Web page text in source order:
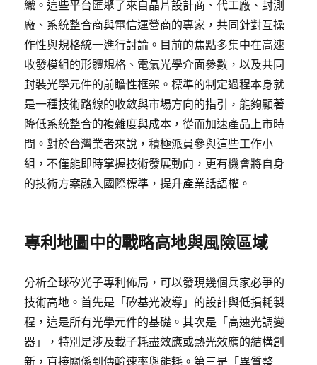
織。這些平台匯聚了來自晶片設計商、代工廠、封測
廠、系統整合商與電信運營商的專家，共同針對互操
作性與規格統一進行討論。目前的焦點多集中在高速
收發模組的形體規格、電氣光學介面參數，以及共同
封裝光學元件的前瞻性框架。標準的制定過程本身就
是一種技術路線的收斂與市場方向的指引，能夠顯著
降低系統整合的複雜度與成本，從而加速產品上市時
間。對於台灣業者來說，積極派員參與這些工作小
組，不僅能即時掌握技術發展動向，更有機會將自身
的技術方案融入國際標準，提升產業話語權。
專利地圖中的戰略高地與風險區域
分析全球矽光子專利佈局，可以發現幾個兵家必爭的
技術高地。首先是「矽基光波導」的設計與低損耗製
程，這是所有光學元件的基礎。其次是「高速光調變
器」，特別是涉及載子耗盡效應或熱光效應的結構創
新，直接關係到傳輸速率與能耗。第三是「異質整